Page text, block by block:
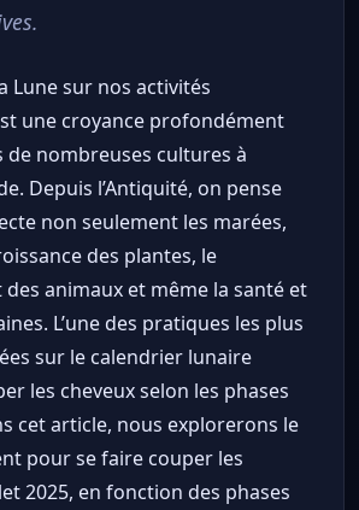
Lune sur nos activités
une croyance profondément
de nombreuses cultures à
Depuis l’Antiquité, on pense
non seulement les marées,
des plantes, le
animaux et même la santé et
L’une des pratiques les plus
sur le calendrier lunaire
les cheveux selon les phases
cet article, nous explorerons le
pour se faire couper les
2025, en fonction des phases